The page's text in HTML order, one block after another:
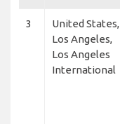
3
United States,
Los Angeles,
Los Angeles
International